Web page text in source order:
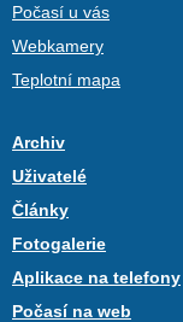
Počasí u vás
Webkamery
Teplotní mapa
Archiv
Uživatelé
Články
Fotogalerie
Aplikace na telefony
Počasí na web